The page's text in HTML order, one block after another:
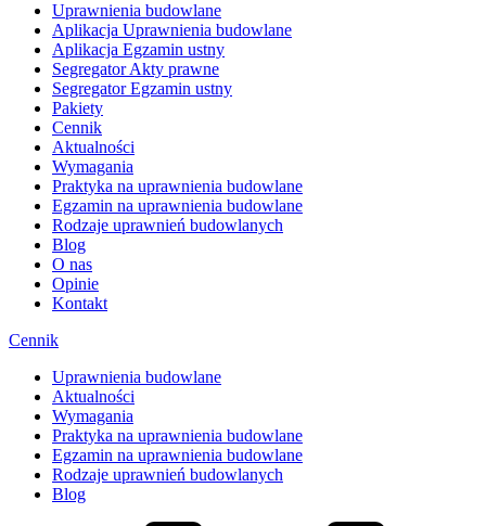
Uprawnienia budowlane
Aplikacja Uprawnienia budowlane
Aplikacja Egzamin ustny
Segregator Akty prawne
Segregator Egzamin ustny
Pakiety
Cennik
Aktualności
Wymagania
Praktyka na uprawnienia budowlane
Egzamin na uprawnienia budowlane
Rodzaje uprawnień budowlanych
Blog
O nas
Opinie
Kontakt
Cennik
Uprawnienia budowlane
Aktualności
Wymagania
Praktyka na uprawnienia budowlane
Egzamin na uprawnienia budowlane
Rodzaje uprawnień budowlanych
Blog